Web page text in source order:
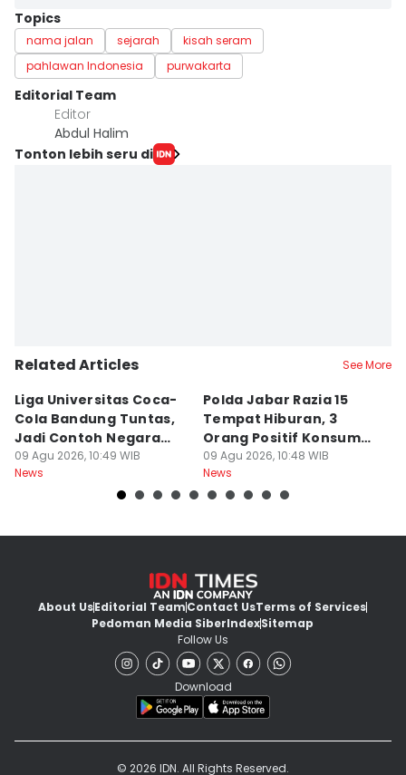
Topics
nama jalan sejarah
kisah seram
pahlawan Indonesia
purwakarta
Editorial Team
Editor
Abdul Halim
Tonton lebih seru di
Related Articles See More
Liga Universitas Coca-
Cola Bandung Tuntas,
Jadi Contoh Negara
Lain
09 Agu 2026, 10:49 WIB
News
Polda Jabar Razia 15
Tempat Hiburan, 3
Orang Positif Konsumsi
Narkoba
09 Agu 2026, 10:48 WIB
News
About UsEditorial TeamContact UsTerms of Services
Pedoman Media SiberIndexSitemap
Follow Us
Download
© 2026 IDN. All Rights Reserved.